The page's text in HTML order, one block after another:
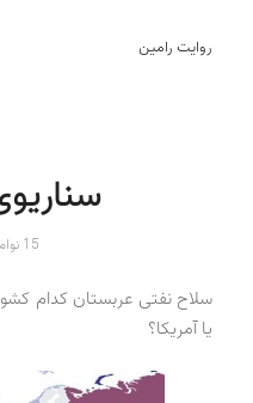
روایت رامین
15 نوامبر 2014
سلاح نفتی عربستان کدام
یا آمریکا؟